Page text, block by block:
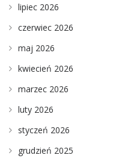
lipiec 2026
czerwiec 2026
maj 2026
kwiecień 2026
marzec 2026
luty 2026
styczeń 2026
grudzień 2025